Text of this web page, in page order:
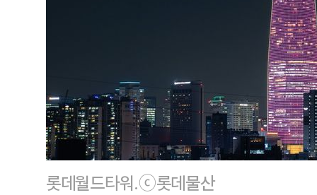
롯데월드타워.ⓒ롯데물산